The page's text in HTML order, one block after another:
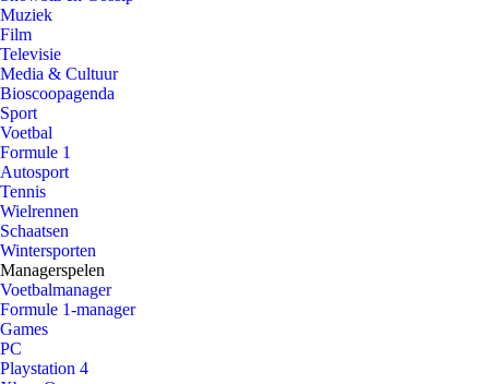
Muziek
Film
Televisie
Media & Cultuur
Bioscoopagenda
Sport
Voetbal
Formule 1
Autosport
Tennis
Wielrennen
Schaatsen
Wintersporten
Managerspelen
Voetbalmanager
Formule 1-manager
Games
PC
Playstation 4